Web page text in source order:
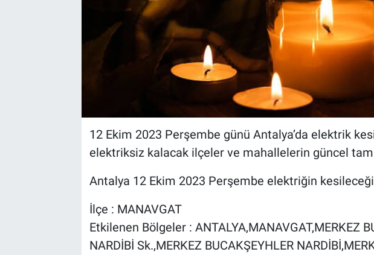
12 Ekim 2023 Perşembe günü Antalya’da elektrik
elektriksiz kalacak ilçeler ve mahallelerin güncel
Antalya 12 Ekim 2023 Perşembe elektriğin
İlçe : MANAVGAT
Etkilenen Bölgeler : ANTALYA,MANAVGAT,MERKEZ
NARDİBİ Sk.,MERKEZ BUCAKŞEYHLER